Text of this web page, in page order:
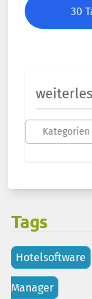
30
Tags
Hotelsoftware
Manager